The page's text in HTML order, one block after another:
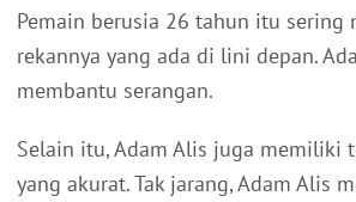
Pemain berusia 26 tahun itu sering
rekannya yang ada di lini depan.
membantu serangan.
Selain itu, Adam Alis juga memiliki
yang akurat. Tak jarang, Adam Alis